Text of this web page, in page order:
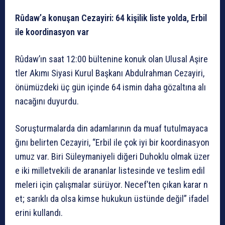
Rûdaw’a konuşan Cezayiri: 64 kişilik listeyolda, Erbil
ile koordinasyon var
Rûdaw’ın saat 12:00 bültenine konuk olan Ulusal Aşire
tler Akımı Siyasi Kurul Başkanı Abdulrahman Cezayiri,
önümüzdeki üç gün içinde 64 ismin daha gözaltına alı
nacağını duyurdu.
Soruşturmalarda din adamlarının da muaftutulmayaca
ğını belirten Cezayiri, “Erbil ile çok iyi bir koordinasyon
umuz var. Biri Süleymaniyeli diğeri Duhoklu olmak üzer
e iki milletvekili de arananlar listesinde ve teslim edil
meleri için çalışmalar sürüyor. Necef’ten çıkan karar n
et; sarıklı da olsa kimse hukukun üstünde değil” ifadel
erini kullandı.